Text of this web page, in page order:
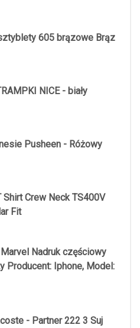
605 brązowe Brąz
NICE - biały
Pusheen - Różowy
Shirt Crew Neck TS400V
Fit
Nadruk częściowy
Producent: Iphone, Model:
- Partner 222 3 Suj